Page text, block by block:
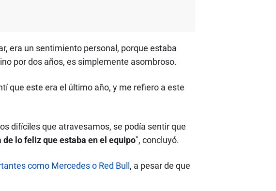
era un sentimiento personal, porque estaba
por dos años, es simplemente asombroso.
que este era el último año, y me refiero a este
difíciles que atravesamos, se podía sentir que
lo feliz que estaba en el equipo", concluyó.
como Mercedes o Red Bull , a pesar de que